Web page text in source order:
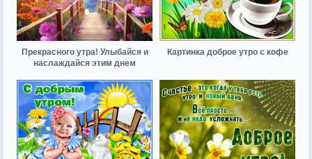
Прекрасного утра! Улыбайся и
наслаждайся этим днем
Картинка доброе утро с кофе